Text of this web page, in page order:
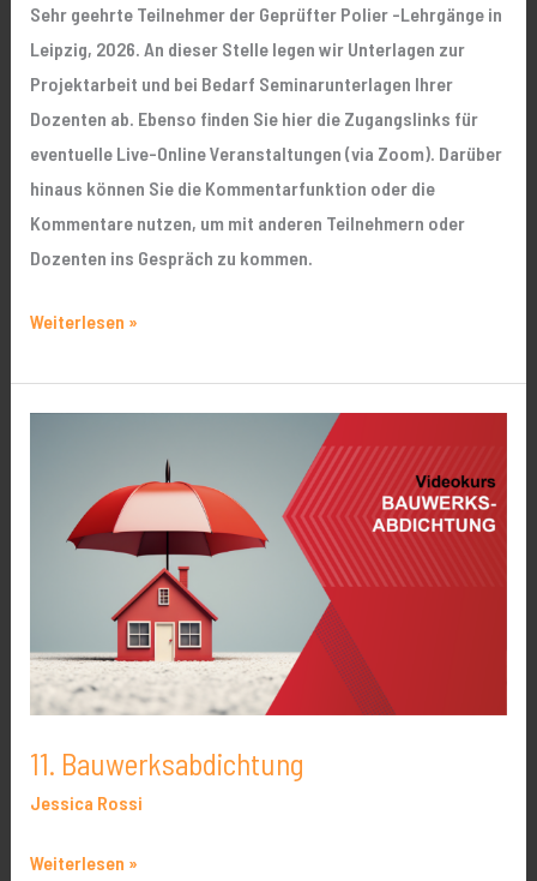
Sehr geehrte Teilnehmer der Geprüfter Polier -Lehrgänge in
Leipzig, 2026. An dieser Stelle legen wir Unterlagen zur
Projektarbeit und bei Bedarf Seminarunterlagen Ihrer
Dozenten ab. Ebenso finden Sie hier die Zugangslinks für
eventuelle Live-Online Veranstaltungen (via Zoom). Darüber
hinaus können Sie die Kommentarfunktion oder die
Kommentare nutzen, um mit anderen Teilnehmern oder
Dozenten ins Gespräch zu kommen.
Weiterlesen »
11. Bauwerksabdichtung
Jessica Rossi
Bauwerksabdichtung
Weiterlesen »